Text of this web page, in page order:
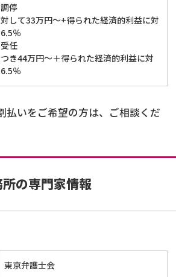
停
して33万円～+得られた経済的利益に対
％
任
き44万円～＋得られた経済的利益に対
％
いをご希望の方は、ご相談くだ
の専門家情報
東京弁護士会